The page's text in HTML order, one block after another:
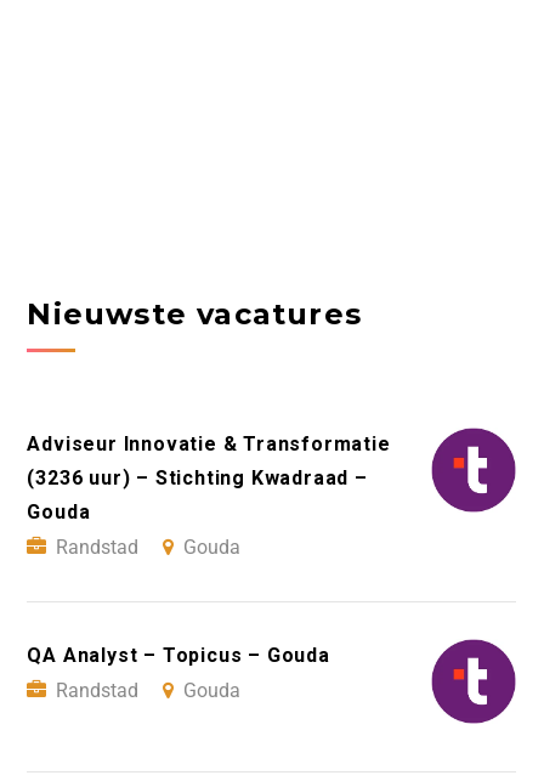
Nieuwste vacatures
Adviseur Innovatie & Transformatie
(3236 uur) – Stichting Kwadraad –
Gouda
Randstad
Gouda
QA Analyst – Topicus – Gouda
Randstad
Gouda